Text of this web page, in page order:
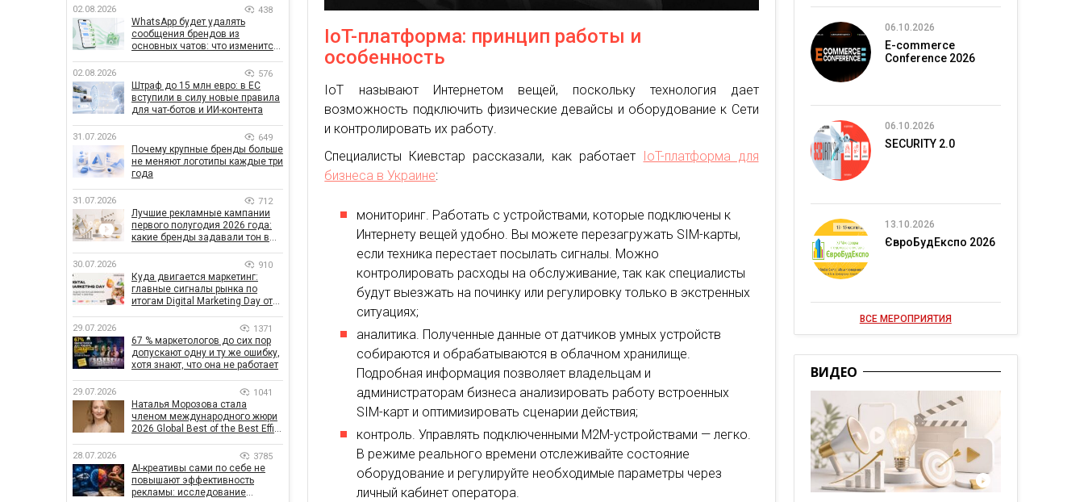
IoT-платформа: принцип работы и
особенность
IoT называют Интернетом вещей, поскольку технология дает
возможность подключить физические девайсы и оборудование к Сети
и контролировать их работу.
Специалисты Киевстар рассказали, как работает
IoT-платформа для
бизнеса в Украине:
мониторинг. Работать с устройствами, которые подключены к
Интернету вещей удобно. Вы можете перезагружать SIM-карты,
если техника перестает посылать сигналы. Можно
контролировать расходы на обслуживание, так как специалисты
будут выезжать на починку или регулировку только в экстренных
ситуациях;
аналитика. Полученные данные от датчиков умных устройств
собираются и обрабатываются в облачном хранилище.
Подробная информация позволяет владельцам и
администраторам бизнеса анализировать работу встроенных
SIM-карт и оптимизировать сценарии действия;
контроль. Управлять подключенными М2М-устройствами — легко.
В режиме реального времени отслеживайте состояние
оборудование и регулируйте необходимые параметры через
личный кабинет оператора.
рекордным за последние 5 лет
02.08.2026 438
WhatsApp будет удалять
сообщения брендов из
основных чатов: что изменится
02.08.2026 576
Штраф до 15 млн евро: в ЕС
вступили в силу новые правила
для чат-ботов и ИИ-контента
31.07.2026 649
Почему крупные бренды больше
не меняют логотипы каждые три
года
31.07.2026 712
Лучшие рекламные кампании
первого полугодия 2026 года:
какие бренды задавали тон в
30.07.2026 910
Куда двигается маркетинг:
главные сигналы рынка по
итогам Digital Marketing Day от
29.07.2026 1371
67 % маркетологов до сих пор
допускают одну и ту же ошибку,
хотя знают, что она не работает
29.07.2026 1041
Наталья Морозова стала
членом международного жюри
2026 Global Best of the Best Effie
28.07.2026 3785
AI-креативы сами по себе не
повышают эффективность
рекламы: исследование
06.10.2026
E-commerce
Conference 2026
06.10.2026
SECURITY 2.0
13.10.2026
ЄвроБудЕкспо 2026
ВСЕ МЕРОПРИЯТИЯ
ВИДЕО